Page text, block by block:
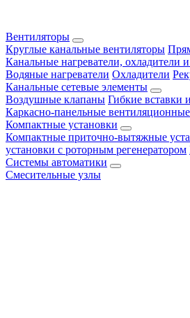
Вентиляторы
Круглые канальные вентиляторы
Канальные нагреватели, охладители
Водяные нагреватели Охладители
Канальные сетевые элементы
Воздушные клапаны Гибкие вставки
Каркасно-панельные
Компактные установки
Компактные приточно-вытяжные
установки с роторным регенератором
Системы автоматики
Смесительные узлы